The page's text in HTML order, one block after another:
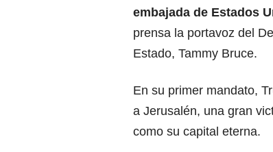
embajada de Estados
prensa la portavoz del
Estado, Tammy Bruce.
En su primer mandato,
a Jerusalén, una gran
como su capital eterna.